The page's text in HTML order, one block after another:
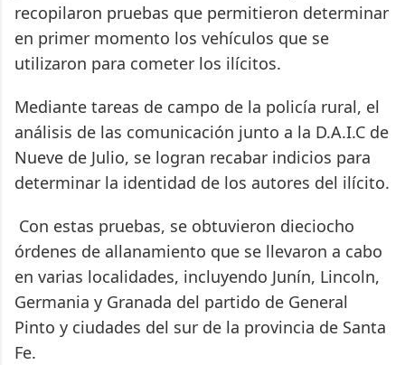
recopilaron pruebas que permitieron determinar
en primer momento los vehículos que se
utilizaron para cometer los ilícitos.
Mediante tareas de campo de la policía rural, el
análisis de las comunicación junto a la D.A.I.C de
Nueve de Julio, se logran recabar indicios para
determinar la identidad de los autores del ilícito.
Con estas pruebas, se obtuvieron dieciocho
órdenes de allanamiento que se llevaron a cabo
en varias localidades, incluyendo Junín, Lincoln,
Germania y Granada del partido de General
Pinto y ciudades del sur de la provincia de Santa
Fe.